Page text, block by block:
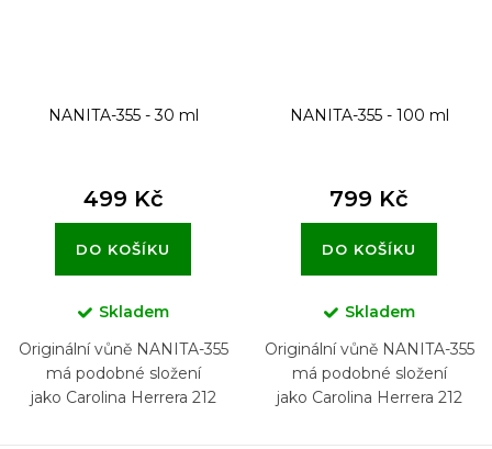
NANITA-355 - 30 ml
499 Kč
DO KOŠÍKU
Skladem
Originální vůně NANITA-355
má podobné složení
jako Carolina Herrera 212
NANITA-355 - 100 ml
799 Kč
DO KOŠÍKU
Skladem
Originální vůně NANITA-355
má podobné složení
jako Carolina Herrera 212